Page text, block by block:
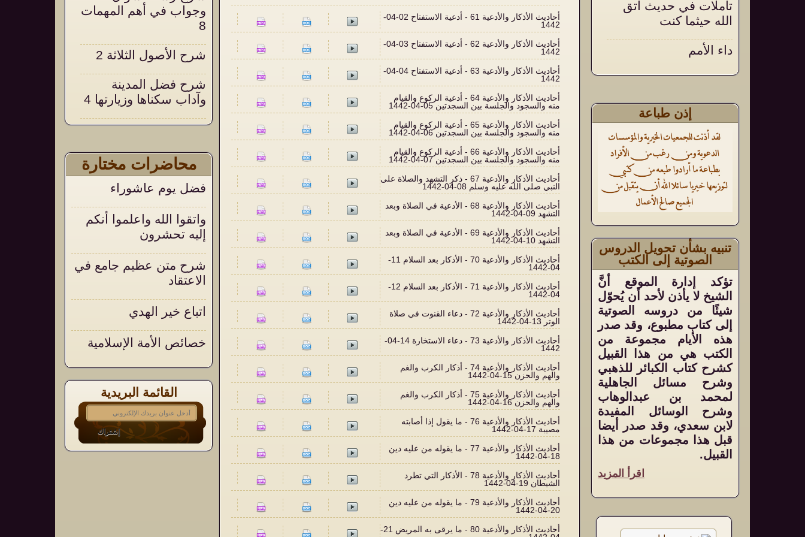
وجواب في أهم المهمات
8
شرح الأصول الثلاثة 2
شرح فضل المدينة
وآداب سكناها وزيارتها 4
شرح التحقيق والإيضاح
التعليق على التنبيهات
السنية على العقيدة
محاضرات مختارة
فضل يوم عاشوراء
واتقوا الله واعلموا أنكم
إليه تحشرون
شرح متن عظيم جامع في
الاعتقاد
اتباع خير الهدي
خصائص الأمة الإسلامية
القائمة البريدية
أحاديث الأذكار والأدعية 61 - أدعية الاستفتاح 02-04-
1442
أحاديث الأذكار والأدعية 62 - أدعية الاستفتاح 03-04-
1442
أحاديث الأذكار والأدعية 63 - أدعية الاستفتاح 04-04-
1442
أحاديث الأذكار والأدعية 64 - أدعية الركوع والقيام
منه والسجود والجلسة بين السجدتين 05-04-1442
أحاديث الأذكار والأدعية 65 - أدعية الركوع والقيام
منه والسجود والجلسة بين السجدتين 06-04-1442
أحاديث الأذكار والأدعية 66 - أدعية الركوع والقيام
منه والسجود والجلسة بين السجدتين 07-04-1442
أحاديث الأذكار والأدعية 67 - ذكر التشهد والصلاة على
النبي صلى الله عليه وسلم 08-04-1442
أحاديث الأذكار والأدعية 68 - الأدعية في الصلاة وبعد
التشهد 09-04-1442
أحاديث الأذكار والأدعية 69 - الأدعية في الصلاة وبعد
التشهد 10-04-1442
أحاديث الأذكار والأدعية 70 - الأذكار بعد السلام 11-
04-1442
أحاديث الأذكار والأدعية 71 - الأذكار بعد السلام 12-
04-1442
أحاديث الأذكار والأدعية 72 - دعاء القنوت في صلاة
الوتر 13-04-1442
أحاديث الأذكار والأدعية 73 - دعاء الاستخارة 14-04-
1442
أحاديث الأذكار والأدعية 74 - أذكار الكرب والغم
والهم والحزن 15-04-1442
أحاديث الأذكار والأدعية 75 - أذكار الكرب والغم
والهم والحزن 16-04-1442
أحاديث الأذكار والأدعية 76 - ما يقول إذا أصابته
مصيبة 17-04-1442
أحاديث الأذكار والأدعية 77 - ما يقوله من عليه دين
18-04-1442
أحاديث الأذكار والأدعية 78 - الأذكار التي تطرد
الشيطان 19-04-1442
أحاديث الأذكار والأدعية 79 - ما يقوله من عليه دين
20-04-1442
أحاديث الأذكار والأدعية 80 - ما يرقى به المريض 21-
تأملات في حديث اتق
الله حيثما كنت
داء الأمم
أثر الأذكار الشرعية في
إذن طباعة
تنبيه بشأن تحويل الدروس
الصوتية إلى الكتب
تؤكد إدارة الموقع أنَّ
الشيخ لا يأذن لأحد أن يُحوّل
شيئًا من دروسه الصوتية
إلى كتاب مطبوع، وقد صدر
هذه الأيام مجموعة من
الكتب هي من هذا القبيل
كشرح كتاب الكبائر للذهبي
وشرح مسائل الجاهلية
لمحمد بن عبدالوهاب
وشرح الوسائل المفيدة
لابن سعدي، وقد صدر أيضا
قبل هذا مجموعات من هذا
القبيل.
اقرأ المزيد